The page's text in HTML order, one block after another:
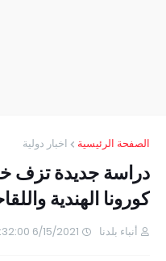
الصفحة الرئيسية اخبار دولية
دراسة جديدة تزف
كورونا الهندية
أنباء بلدنا 6/15/2021 11:32:00 ص